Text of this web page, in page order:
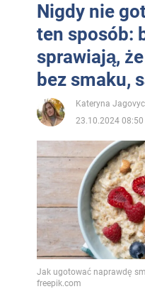
Nigdy nie
ten sposób:
sprawiają,
bez smaku,
Kateryna
23.10.2024 08:50
Jak ugotować naprawdę
freepik.com